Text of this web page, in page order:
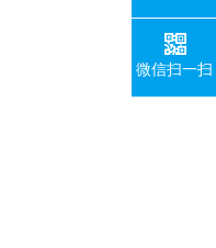
微信扫一扫